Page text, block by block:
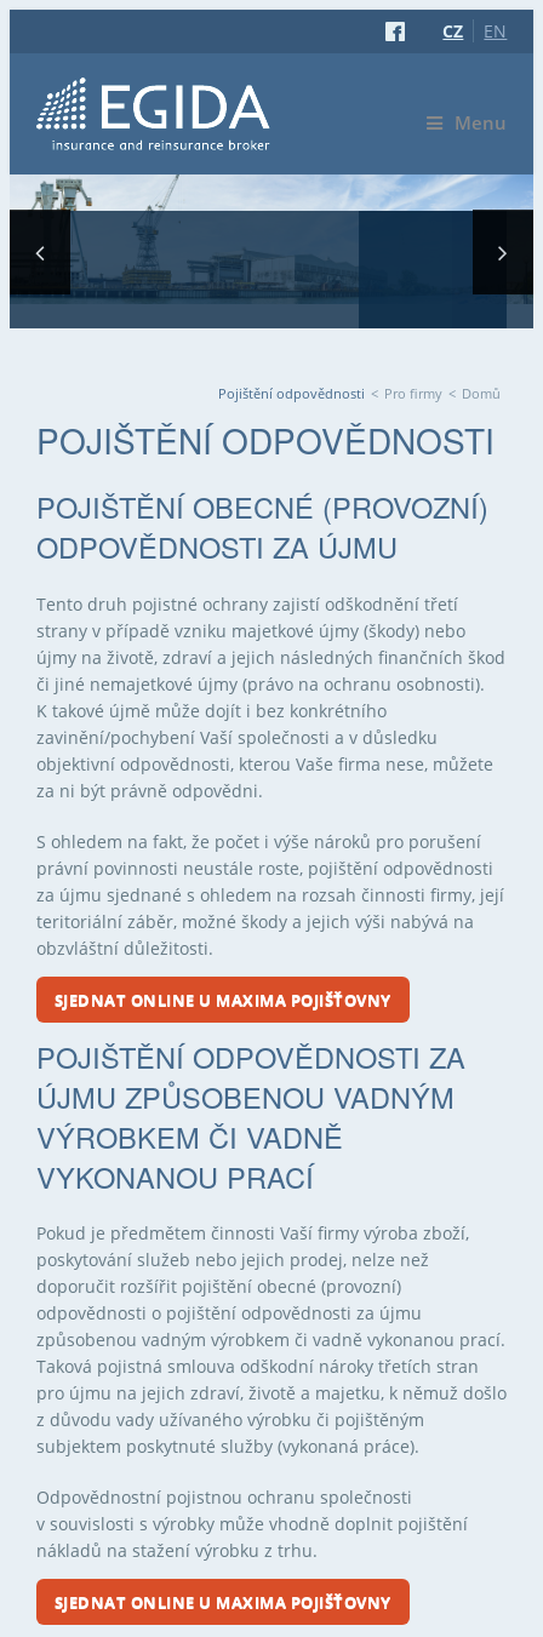
CZ EN
Menu
JSTE ZDE
Domů
<
Pro firmy
<
Pojištění odpovědnosti
POJIŠTĚNÍ ODPOVĚDNOSTI
POJIŠTĚNÍ OBECNÉ (PROVOZNÍ)
ODPOVĚDNOSTI ZA ÚJMU
Tento druh pojistné ochrany zajistí odškodnění třetí
strany v případě vzniku majetkové újmy (škody) nebo
újmy na životě, zdraví a jejich následných finančních škod
či jiné nemajetkové újmy (právo na ochranu osobnosti).
K takové újmě může dojít i bez konkrétního
zavinění/pochybení Vaší společnosti a v důsledku
objektivní odpovědnosti, kterou Vaše firma nese, můžete
za ni být právně odpovědni.
S ohledem na fakt, že počet i výše nároků pro porušení
právní povinnosti neustále roste, pojištění odpovědnosti
za újmu sjednané s ohledem na rozsah činnosti firmy, její
teritoriální záběr, možné škody a jejich výši nabývá na
obzvláštní důležitosti.
SJEDNAT ONLINE U MAXIMA POJIŠŤOVNY
POJIŠTĚNÍ ODPOVĚDNOSTI ZA
ÚJMU ZPŮSOBENOU VADNÝM
VÝROBKEM ČI VADNĚ
VYKONANOU PRACÍ
Pokud je předmětem činnosti Vaší firmy výroba zboží,
poskytování služeb nebo jejich prodej, nelze než
doporučit rozšířit pojištění obecné (provozní)
odpovědnosti o pojištění odpovědnosti za újmu
způsobenou vadným výrobkem či vadně vykonanou prací.
Taková pojistná smlouva odškodní nároky třetích stran
pro újmu na jejich zdraví, životě a majetku, k němuž došlo
z důvodu vady užívaného výrobku či pojištěným
subjektem poskytnuté služby (vykonaná práce).
Odpovědnostní pojistnou ochranu společnosti
v souvislosti s výrobky může vhodně doplnit pojištění
nákladů na stažení výrobku z trhu.
SJEDNAT ONLINE U MAXIMA POJIŠŤOVNY